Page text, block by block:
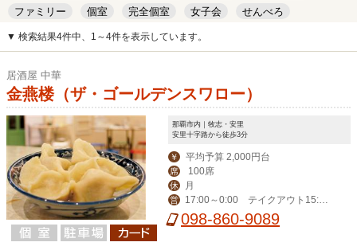
ファミリー
個室 完全個室 女子会
せんべろ
キッズルーム
安い デート
▼ 検索結果4件中、1～4件を表示しています。
居酒屋 中華
金燕楼（ザ・ゴールデンスワロー）
那覇市内｜牧志・安里
安里十字路から徒歩3分
￥ 平均予算 2,000円台
席 100席
休 月
営
17:00～0:00 テイクアウト15:00
-20:00098-860-9089